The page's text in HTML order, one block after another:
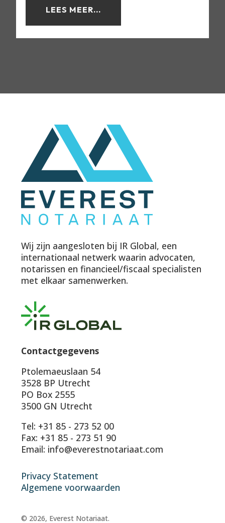
LEES MEER...
Wij zijn aangesloten bij IR Global, een
internationaal netwerk waarin advocaten,
notarissen en financieel/fiscaal specialisten
met elkaar samenwerken.
Contactgegevens
Ptolemaeuslaan 54
3528 BP Utrecht
PO Box 2555
3500 GN Utrecht
Tel: +31 85 - 273 52 00
Fax: +31 85 - 273 51 90
Email: info@everestnotariaat.com
Privacy Statement
Algemene voorwaarden
© 2026, Everest Notariaat.